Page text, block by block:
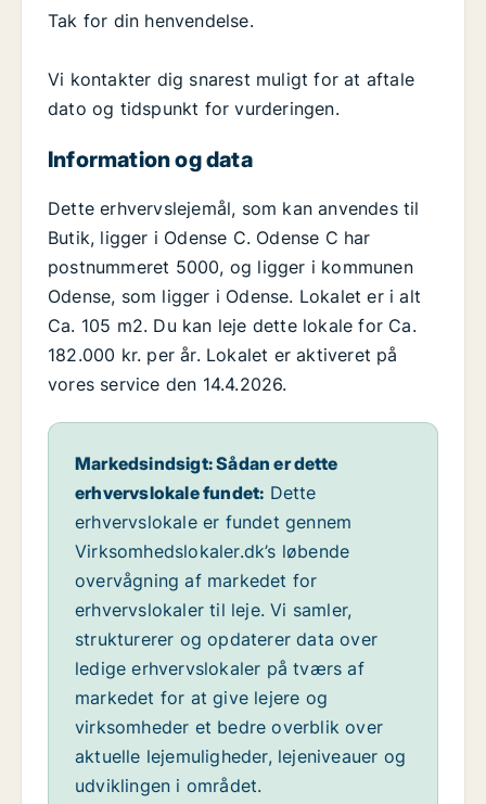
Tak for din henvendelse.
Vi kontakter dig snarest muligt for at aftale
dato og tidspunkt for vurderingen.
Information og data
Dette erhvervslejemål, som kan anvendes til
Butik, ligger i Odense C. Odense C har
postnummeret 5000, og ligger i kommunen
Odense, som ligger i Odense. Lokalet er i alt
Ca. 105 m2. Du kan leje dette lokale for Ca.
182.000 kr. per år. Lokalet er aktiveret på
vores service den 14.4.2026.
Markedsindsigt: Sådan er dette
erhvervslokale fundet: Dette
erhvervslokale er fundet gennem
Virksomhedslokaler.dk’s løbende
overvågning af markedet for
erhvervslokaler til leje. Vi samler,
strukturerer og opdaterer data over
ledige erhvervslokaler på tværs af
markedet for at give lejere og
virksomheder et bedre overblik over
aktuelle lejemuligheder, lejeniveauer og
udviklingen i området.